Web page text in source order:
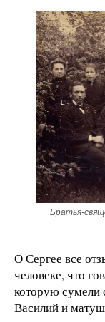
Братья-
О Сергее все
человеке, что
которую сумели
Василий и